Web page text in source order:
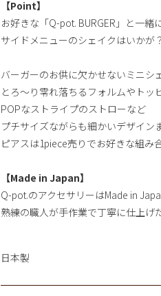
【Point】
お好きな「Q-pot. BURGER」と一緒に
サイドメニューのシェイクはいかが？
バーガーのお供に欠かせないミニシ
とろ～り零れ落ちるフォルムやトッ
POPなストライプのストローなど
プチサイズながらも細かいデザイン
ピアスは1piece売りでお好きな組み
【Made in Japan】
Q-pot.のアクセサリーはMade in
熟練の職人が手作業で丁寧に仕上げ
日本製